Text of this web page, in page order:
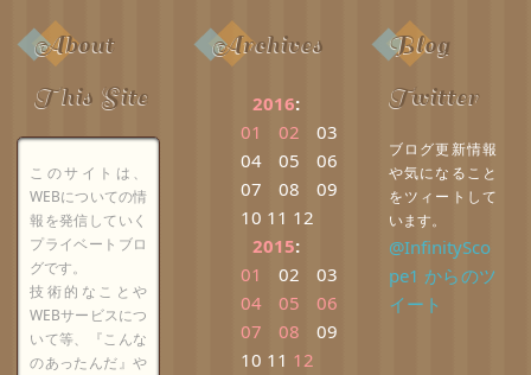
About
This Site
このサイトは、
WEBについての情
報を発信していく
プライベートブロ
グです。
技術的なことや
WEBサービスにつ
いて等、『こんな
のあったんだ』や
Archives
2016:
01
02
03
04
05
06
07
08
09
10 11 12
2015:
01
02
03
04
05
06
07
08
09
10 11 12
Blog
Twitter
ブログ更新情報
や気になること
をツィートして
います。
@InfinitySco
pe1 からのツ
イート